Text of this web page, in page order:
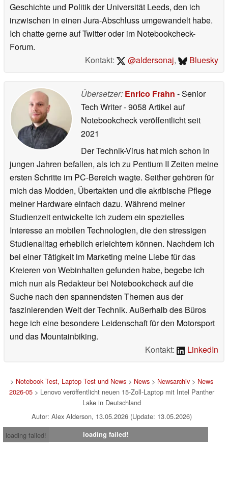
Geschichte und Politik der Universität Leeds, den ich
inzwischen in einen Jura-Abschluss umgewandelt habe.
Ich chatte gerne auf Twitter oder im Notebookcheck-
Forum.
Kontakt:
@aldersonaj, Bluesky
Übersetzer: Enrico Frahn - Senior
Tech Writer- 9058 Artikel auf
Notebookcheck veröffentlichtseit
2021
Der Technik-Virus hat mich schon in
jungen Jahren befallen, als ich zu Pentium II Zeiten meine
ersten Schritte im PC-Bereich wagte. Seither gehören für
mich das Modden, Übertakten und die akribische Pflege
meiner Hardware einfach dazu. Während meiner
Studienzeit entwickelte ich zudem ein spezielles
Interesse an mobilen Technologien, die den stressigen
Studienalltag erheblich erleichtern können. Nachdem ich
bei einer Tätigkeit im Marketing meine Liebe für das
Kreieren von Webinhalten gefunden habe, begebe ich
mich nun als Redakteur bei Notebookcheck auf die
Suche nach den spannendsten Themen aus der
faszinierenden Welt der Technik. Außerhalb des Büros
hege ich eine besondere Leidenschaft für den Motorsport
und das Mountainbiking.
Kontakt:
LinkedIn
> Notebook Test, Laptop Test und News> News> Newsarchiv> News
2026-05> Lenovo veröffentlicht neuen 15-Zoll-Laptop mit Intel Panther
Lake in Deutschland
Autor: Alex Alderson, 13.05.2026 (Update: 13.05.2026)
loading failed!
loading failed!